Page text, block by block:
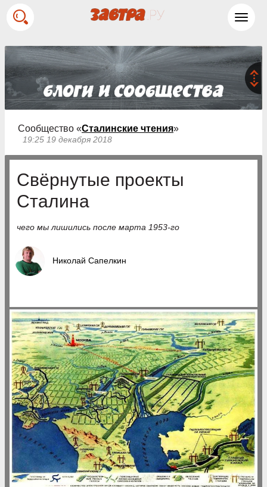
Сообщество «Сталинские чтения»
19:25 19 декабря 2018
Свёрнутые проекты
Сталина
чего мы лишились после марта 1953-го
Николай Сапелкин